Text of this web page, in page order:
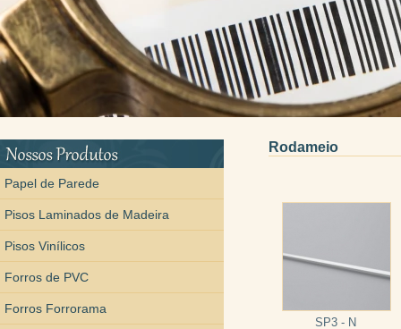
Papel de Parede
Pisos Laminados de Madeira
Pisos Vinílicos
Forros de PVC
Forros Forrorama
Rodameio
SP3 - N